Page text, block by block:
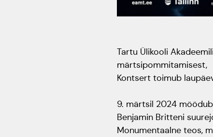
Tartu Ülikooli
märtsipommitamisest,
Kontsert toimub
9. märtsil 2024
Benjamin Britteni
Monumentaalne teos,